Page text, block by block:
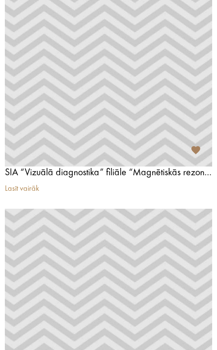
SIA “Vizuālā diagnostika” filiāle “Magnētiskās rezonanses centrs” Jūrmalā
Lasīt vairāk